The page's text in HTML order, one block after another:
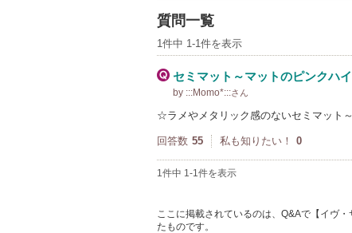
質問一覧
1件中 1-1件を表示
セミマット～マットのピンクハ
by :::Momo*:::さん
☆ラメやメタリック感のないセミマット
回答数 55 私も知りたい！ 0
1件中 1-1件を表示
ここに掲載されているのは、Q&Aで【イヴ
たものです。